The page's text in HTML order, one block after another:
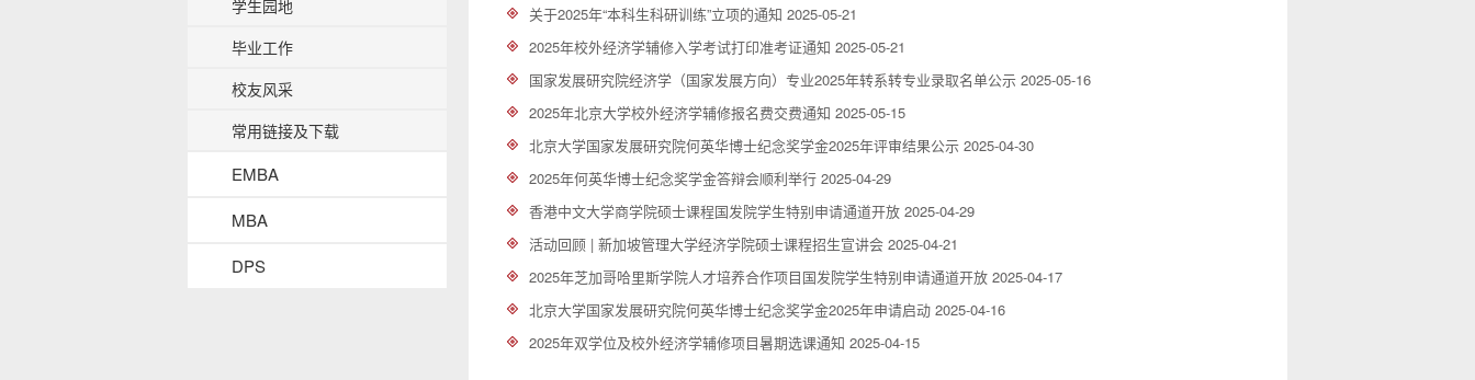
学生园地
毕业工作
校友风采
常用链接及下载
EMBA
MBA
DPS
关于2025年“本科生科研训练”立项的通知 2025-05-21
2025年校外经济学辅修入学考试打印准考证通知 2025-05-21
国家发展研究院经济学（国家发展方向）专业2025年转系转专业录取名单公示 2025-05-16
2025年北京大学校外经济学辅修报名费交费通知 2025-05-15
北京大学国家发展研究院何英华博士纪念奖学金2025年评审结果公示 2025-04-30
2025年何英华博士纪念奖学金答辩会顺利举行 2025-04-29
香港中文大学商学院硕士课程国发院学生特别申请通道开放 2025-04-29
活动回顾 | 新加坡管理大学经济学院硕士课程招生宣讲会 2025-04-21
2025年芝加哥哈里斯学院人才培养合作项目国发院学生特别申请通道开放 2025-04-17
北京大学国家发展研究院何英华博士纪念奖学金2025年申请启动 2025-04-16
2025年双学位及校外经济学辅修项目暑期选课通知 2025-04-15